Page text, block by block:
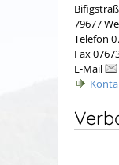
79677
Telefon
Fax
E-Mail